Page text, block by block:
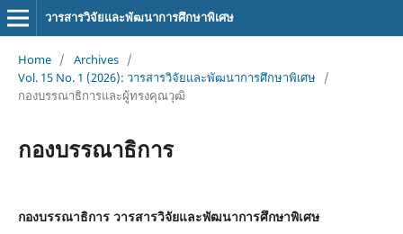
วารสารวิจัยและพัฒนาการศึกษาพิเศษ
Home / Archives /
Vol. 15 No. 1 (2026): วารสารวิจัยและพัฒนาการศึกษาพิเศษ
/
กองบรรณาธิการและผู้ทรงคุณวุฒิ
กองบรรณาธิการ
กองบรรณาธิการ วารสารวิจัยและพัฒนาการศึกษาพิเศษ